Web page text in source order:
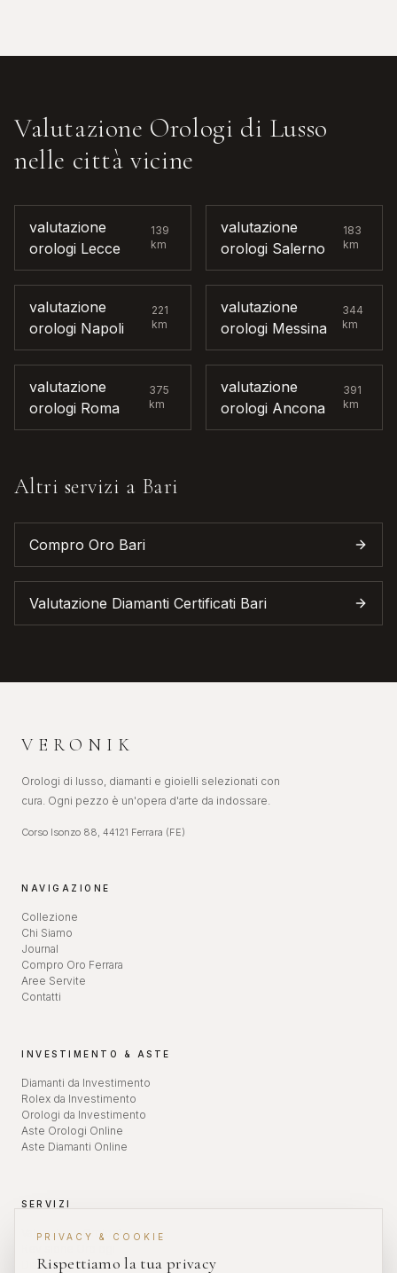
PRIVACY & COOKIE
Rispettiamo la tua privacy
Valutazione Orologi di Lusso
nelle città vicine
valutazione
orologi Lecce
139
km
valutazione
orologi Salerno
183
km
valutazione
orologi Napoli
221
km
valutazione
orologi Messina
344
km
valutazione
orologi Roma
375
km
valutazione
orologi Ancona
391
km
Altri servizi a Bari
Compro Oro Bari
Valutazione Diamanti Certificati Bari
VERONIK
Orologi di lusso, diamanti e gioielli selezionati con
cura. Ogni pezzo è un'opera d'arte da indossare.
Corso Isonzo 88, 44121 Ferrara (FE)
NAVIGAZIONE
Collezione
Chi Siamo
Journal
Compro Oro Ferrara
Aree Servite
Contatti
INVESTIMENTO & ASTE
Diamanti da Investimento
Rolex da Investimento
Orologi da Investimento
Aste Orologi Online
Aste Diamanti Online
SERVIZI
Valutazione Orologi
Diamanti da Investimento